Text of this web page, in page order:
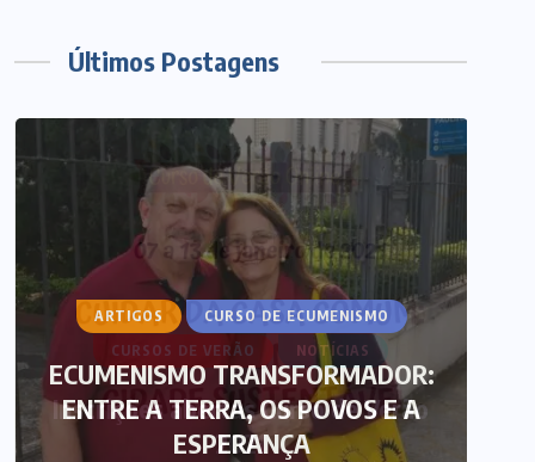
Últimos Postagens
ARTIGOS CURSO DE ECUMENISMO
ECUMENISMO TRANSFORMADOR:
ENTRE A TERRA, OS POVOS E A
ESPERANÇA